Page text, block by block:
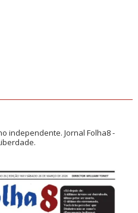
independente.Jornal Folha8 -